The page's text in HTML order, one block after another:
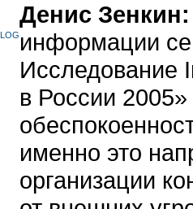
Денис
информации
Исследование
в России
именно это
организации